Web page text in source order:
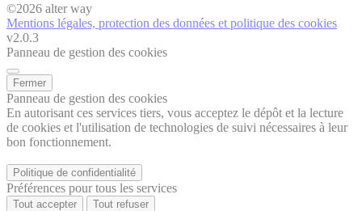
©2026 alter way
Mentions légales, protection des données et politique des cookies
v2.0.3
Panneau de gestion des cookies
Fermer
Panneau de gestion des cookies
En autorisant ces services tiers, vous acceptez le dépôt et la lecture
de cookies et l'utilisation de technologies de suivi nécessaires à leur
bon fonctionnement.
Politique de confidentialité
Préférences pour tous les services
Tout accepter Tout refuser